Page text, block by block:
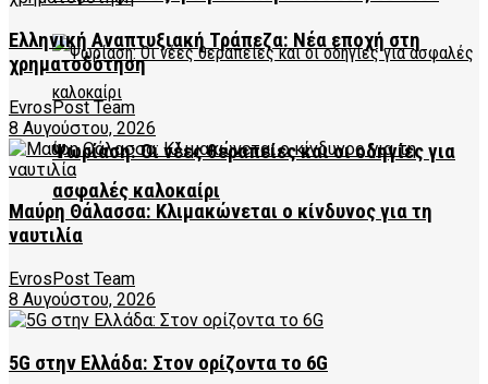
Ψωρίαση: Οι νέες θεραπείες και οι οδηγίες για
ασφαλές καλοκαίρι
Ελληνική Αναπτυξιακή Τράπεζα: Νέα εποχή στη
χρηματοδότηση
EvrosPost Team
8 Αυγούστου, 2026
Μαύρη Θάλασσα: Κλιμακώνεται ο κίνδυνος για τη
ναυτιλία
EvrosPost Team
8 Αυγούστου, 2026
5G στην Ελλάδα: Στον ορίζοντα το 6G